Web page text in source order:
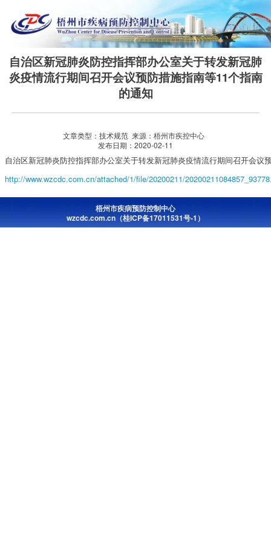
自治区新冠肺炎防控指挥部办公室关于转发新冠肺
炎疫情流行期间召开会议预防措施指南等11个指南
的通知
文章类型：技术规范 来源：梧州市疾控中心
发布日期：2020-02-11
自治区新冠肺炎防控指挥部办公室关于转发新冠肺炎疫情流行期间召开会议
http://www.wzcdc.com.cn/attached/1/file/20200211/
梧州市疾病预防控制中心
wzcdc.com.cn（桂ICP备17011531号-1）